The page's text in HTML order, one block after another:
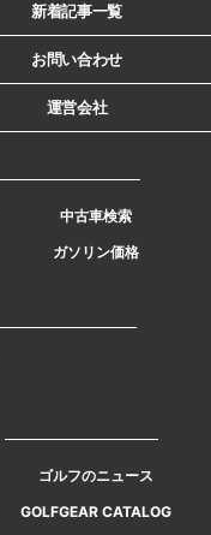
新着記事一覧
お問い合わせ
運営会社
中古車検索
ガソリン価格
ゴルフのニュース
GOLFGEAR CATALOG